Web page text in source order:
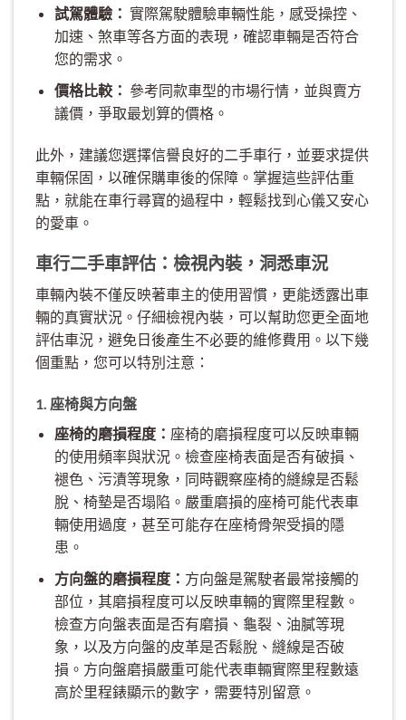
試駕體驗： 實際駕駛體驗車輛性能，感受操控、
加速、煞車等各方面的表現，確認車輛是否符合
您的需求。
價格比較： 參考同款車型的市場行情，並與賣方
議價，爭取最划算的價格。
此外，建議您選擇信譽良好的二手車行，並要求提供
車輛保固，以確保購車後的保障。掌握這些評估重
點，就能在車行尋寶的過程中，輕鬆找到心儀又安心
的愛車。
車行二手車評估：檢視內裝，洞悉車況
車輛內裝不僅反映著車主的使用習慣，更能透露出車
輛的真實狀況。仔細檢視內裝，可以幫助您更全面地
評估車況，避免日後產生不必要的維修費用。以下幾
個重點，您可以特別注意：
1. 座椅與方向盤
座椅的磨損程度： 座椅的磨損程度可以反映車輛
的使用頻率與狀況。檢查座椅表面是否有破損、
褪色、污漬等現象，同時觀察座椅的縫線是否鬆
脫、椅墊是否塌陷。嚴重磨損的座椅可能代表車
輛使用過度，甚至可能存在座椅骨架受損的隱
患。
方向盤的磨損程度： 方向盤是駕駛者最常接觸的
部位，其磨損程度可以反映車輛的實際里程數。
檢查方向盤表面是否有磨損、龜裂、油膩等現
象，以及方向盤的皮革是否鬆脫、縫線是否破
損。方向盤磨損嚴重可能代表車輛實際里程數遠
高於里程錶顯示的數字，需要特別留意。